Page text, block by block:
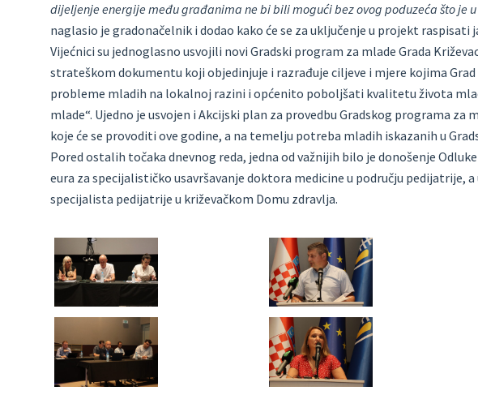
dijeljenje energije među građanima ne bi bili mogući bez ovog poduzeća što je
naglasio je gradonačelnik i dodao kako će se za uključenje u projekt raspisati
Vijećnici su jednoglasno usvojili novi Gradski program za mlade Grada
strateškom dokumentu koji objedinjuje i razrađuje ciljeve i mjere kojima
probleme mladih na lokalnoj razini i općenito poboljšati kvalitetu života
mlade“. Ujedno je usvojen i Akcijski plan za provedbu Gradskog programa za
koje će se provoditi ove godine, a na temelju potreba mladih iskazanih u
Pored ostalih točaka dnevnog reda, jedna od važnijih bilo je donošenje
eura za specijalističko usavršavanje doktora medicine u području pedijatrije,
specijalista pedijatrije u križevačkom Domu zdravlja.